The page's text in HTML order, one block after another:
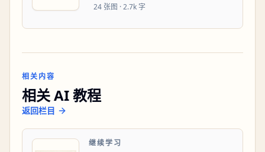
24 张图 ·2.7k 字
相关内容
相关 AI 教程
返回栏目
继续学习